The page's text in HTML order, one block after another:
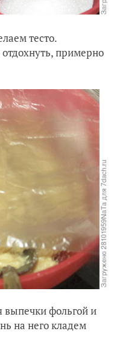
тесто.
примерно
выпечки фольгой и
на него кладем